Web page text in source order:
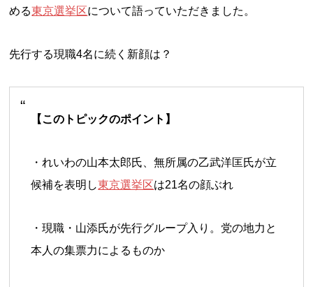
める東京選挙区について語っていただきました。
先行する現職4名に続く新顔は？
【このトピックのポイント】
・れいわの山本太郎氏、無所属の乙武洋匡氏が立
候補を表明し東京選挙区は21名の顔ぶれ
・現職・山添氏が先行グループ入り。党の地力と
本人の集票力によるものか